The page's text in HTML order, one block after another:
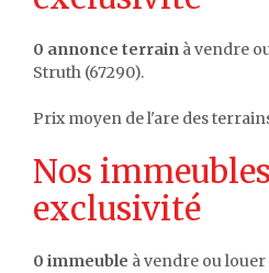
0 annonce terrain à vendre
Struth (67290).
Prix moyen de l'are des
Nos
exclusivité
0 immeuble à vendre ou